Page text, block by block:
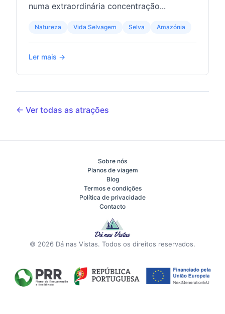
numa extraordinária concentração...
Natureza Vida Selvagem Selva Amazónia
Ler mais →
← Ver todas as atrações
Sobre nós
Planos de viagem
Blog
Termos e condições
Política de privacidade
Contacto
© 2026 Dá nas Vistas. Todos os direitos reservados.